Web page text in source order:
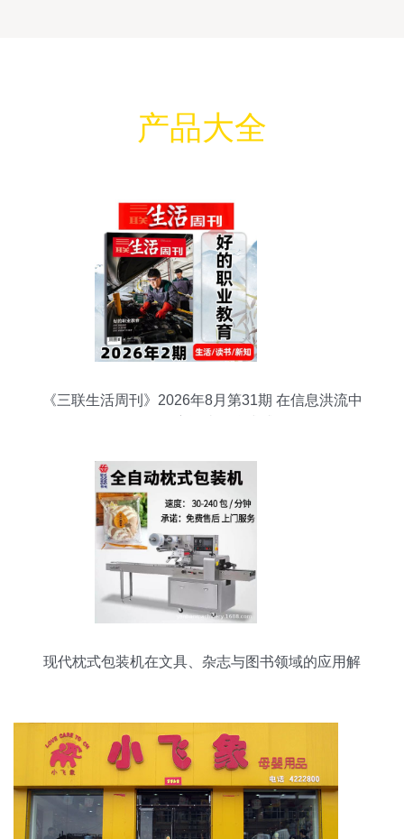
产品大全
《三联生活周刊》2026年8月第31期 在信息洪流中
现代枕式包装机在文具、杂志与图书领域的应用解